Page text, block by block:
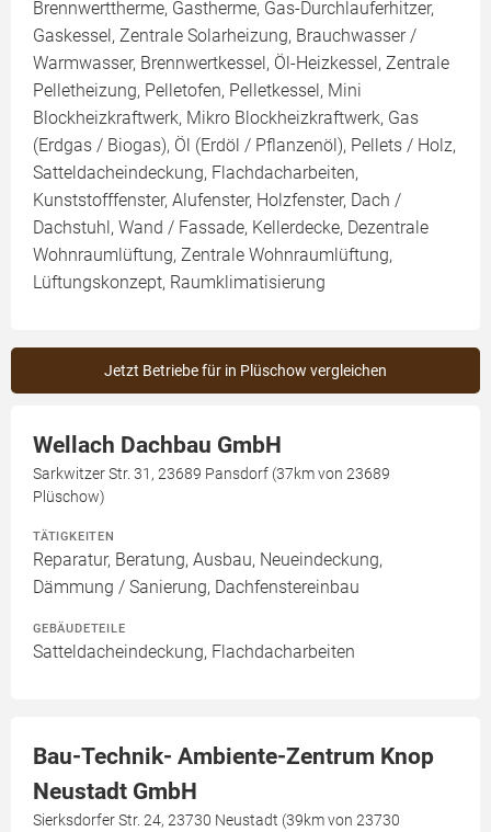
Brennwerttherme, Gastherme, Gas-Durchlauferhitzer,
Gaskessel, Zentrale Solarheizung, Brauchwasser /
Warmwasser, Brennwertkessel, Öl-Heizkessel, Zentrale
Pelletheizung, Pelletofen, Pelletkessel, Mini
Blockheizkraftwerk, Mikro Blockheizkraftwerk, Gas
(Erdgas / Biogas), Öl (Erdöl / Pflanzenöl), Pellets / Holz,
Satteldacheindeckung, Flachdacharbeiten,
Kunststofffenster, Alufenster, Holzfenster, Dach /
Dachstuhl, Wand / Fassade, Kellerdecke, Dezentrale
Wohnraumlüftung, Zentrale Wohnraumlüftung,
Lüftungskonzept, Raumklimatisierung
Jetzt Betriebe für in Plüschow vergleichen
Wellach Dachbau GmbH
Sarkwitzer Str. 31, 23689 Pansdorf (37km von 23689
Plüschow)
TÄTIGKEITEN
Reparatur, Beratung, Ausbau, Neueindeckung,
Dämmung / Sanierung, Dachfenstereinbau
GEBÄUDETEILE
Satteldacheindeckung, Flachdacharbeiten
Bau-Technik- Ambiente-Zentrum Knop
Neustadt GmbH
Sierksdorfer Str. 24, 23730 Neustadt (39km von 23730